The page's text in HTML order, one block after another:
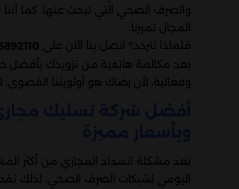
والصرف الصحي التي تبحث عنها. كما أننا
المجال تميزنا.
فلماذا تتردد؟ اتصل بنا الآن على
بعد مكالمة هاتفية من تزويدك بأفضل
وفعالية، لأن رضاك ​​هو أولويتنا القصوى.
تعد مشكلة انسداد المجاري من أكثر
اليومي لشبكات الصرف الصحي. لذلك